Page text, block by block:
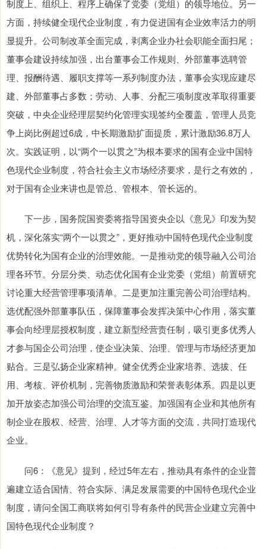
制度上、组织上、程序上确保了党委（党组）的领导地位。另一
方面，持续健全现代企业制度，有力促进国有企业效率活力的明
显提升。公司制改革全面完成，剥离企业办社会职能全面扫尾；
董事会建设持续加强，出台董事会工作规则、外部董事选聘管
理、报酬待遇、履职支撑等一系列制度办法，董事会实现应建尽
建、外部董事占多数；劳动、人事、分配三项制度改革取得重要
突破，中央企业经理层契约化管理实现签约全覆盖，管理人员竞
争上岗比例超过6成，中长期激励扩面提质，累计激励36.8万人
次。实践证明，以“两个一以贯之”为根本要求的国有企业中国特
色现代企业制度，符合社会主义市场经济要求，是行之有效的，
对于国有企业来讲也是管总、管根本、管长远的。
下一步，国务院国资委将指导国资央企以《意见》印发为契
机，深化落实“两个一以贯之”，更好推动中国特色现代企业制度
优势转化为国有企业的治理效能。一是推动党的领导融入公司治
理各环节。分层分类、动态优化国有企业党委（党组）前置研究
讨论重大经营管理事项清单。二是更加注重完善公司治理结构。
选优配强外部董事队伍，保障董事会发挥决策中心作用，落实董
事会向经理层授权制度，建立新型经营责任制，吸引更多优秀人
才参与国企公司治理，使企业决策、治理、管理与市场经济更加
贴合。三是弘扬企业家精神。健全优秀企业家培养、选拔、任
用、考核、评价机制，完善物质激励和荣誉表彰体系。四是以更
加开放姿态加强公司治理的交流互鉴。加强国有企业和其他所有
制企业在股权、经营、治理、人才等方面的交流，共同打造现代
企业。
问6：《意见》提到，经过5年左右，推动具有条件的企业普
遍建立适合国情、符合实际、满足发展需要的中国特色现代企业
制度，请问全国工商联将如何引导有条件的民营企业建立完善中
国特色现代企业制度？